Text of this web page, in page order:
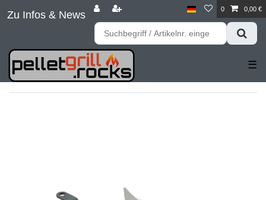
Zu Infos & News 0 0,00 €
☰